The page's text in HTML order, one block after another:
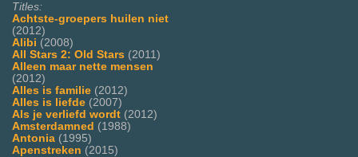
Titles:
Achtste-groepers huilen niet
(2012)
Alibi (2008)
All Stars 2: Old Stars (2011)
Alleen maar nette mensen
(2012)
Alles is familie (2012)
Alles is liefde (2007)
Als je verliefd wordt (2012)
Amsterdamned (1988)
Antonia (1995)
Apenstreken (2015)